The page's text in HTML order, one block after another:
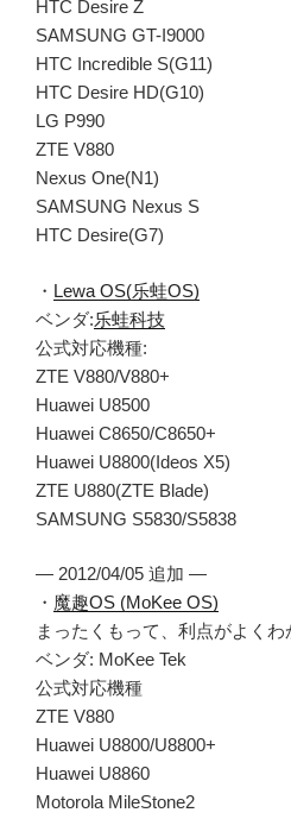
HTC Desire Z
SAMSUNG GT-I9000
HTC Incredible S(G11)
HTC Desire HD(G10)
LG P990
ZTE V880
Nexus One(N1)
SAMSUNG Nexus S
HTC Desire(G7)
・ Lewa OS(乐蛙OS)
ベンダ:乐蛙科技
公式対応機種:
ZTE V880/V880+
Huawei U8500
Huawei C8650/C8650+
Huawei U8800(Ideos X5)
ZTE U880(ZTE Blade)
SAMSUNG S5830/S5838
— 2012/04/05 追加 —
・ 魔趣OS (MoKee OS)
まったくもって、利点がよくわ
ベンダ: MoKee Tek
公式対応機種
ZTE V880
Huawei U8800/U8800+
Huawei U8860
Motorola MileStone2